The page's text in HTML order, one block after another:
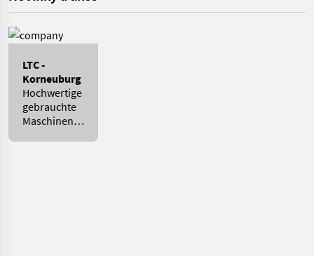
LTC -
Korneuburg
Hochwertige
gebrauchte
Maschinen